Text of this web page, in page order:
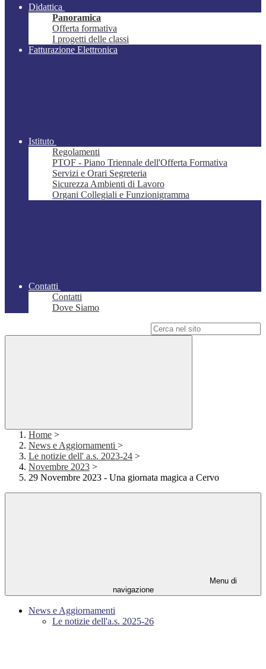
Didattica
Panoramica
Offerta formativa
I progetti delle classi
Fatturazione Elettronica
Istituto
Regolamenti
PTOF - Piano Triennale dell'Offerta Formativa
Servizi e Orari Segreteria
Sicurezza Ambienti di Lavoro
Organi Collegiali e Funzionigramma
Contatti
Contatti
Dove Siamo
Home >
News e Aggiornamenti >
Le notizie dell' a.s. 2023-24 >
Novembre 2023 >
29 Novembre 2023 - Una giornata magica a Cervo
Menu di
navigazione
News e Aggiornamenti
Le notizie dell'a.s. 2025-26